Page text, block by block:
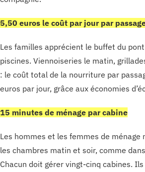
5,50 euros le coût par jour par
Les familles apprécient le buffet du
piscines. Viennoiseries le matin,
: le coût total de la nourriture par
euros par jour, grâce aux économies
15 minutes de ménage par cabine
Les hommes et les femmes de
les chambres matin et soir, comme
Chacun doit gérer vingt-cinq cabines.